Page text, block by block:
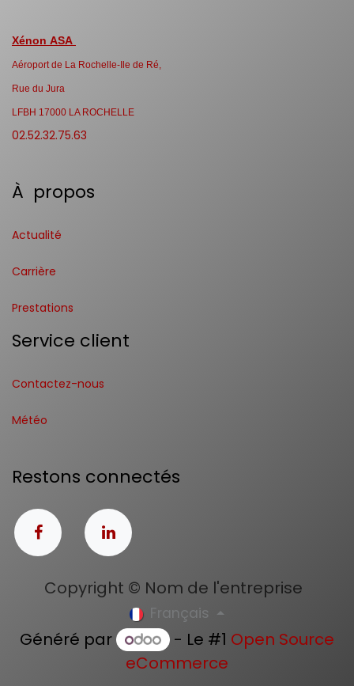
Xénon ASA
Aéroport de La Rochelle-Ile de Ré,
Rue du Jura
LFBH 17000 LA ROCHELLE
02.52.32.75.63
À propos
Actualité
Carrière
Prestations
Service client
Contactez-nous
Météo
Restons connectés
Copyright © Nom de l'entreprise
Français
Généré par - Le #1 Open Source
eCommerce